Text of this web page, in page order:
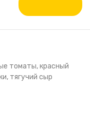
томаты, красный
тягучий сыр